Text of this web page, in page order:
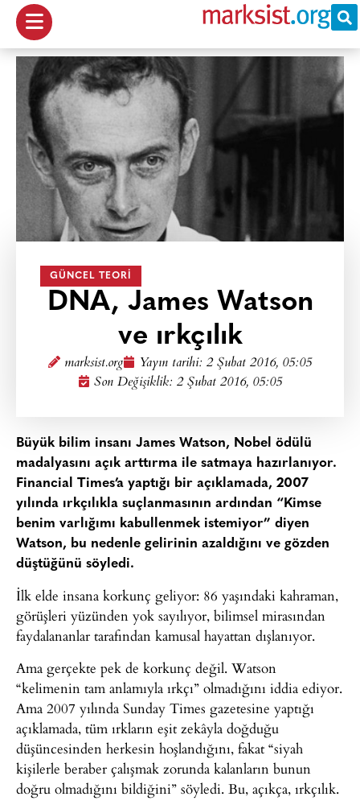
GÜNCEL TEORI
DNA, James Watson
ve ırkçılık
marksist.org Yayın tarihi: 2 Şubat 2016, 05:05
Son Değişiklik: 2 Şubat 2016, 05:05
Büyük bilim insanı James Watson, Nobel ödülü
madalyasını açık arttırma ile satmaya hazırlanıyor.
Financial Times’a yaptığı bir açıklamada, 2007
yılında ırkçılıkla suçlanmasının ardından “Kimse
benim varlığımı kabullenmek istemiyor” diyen
Watson, bu nedenle gelirinin azaldığını ve gözden
düştüğünü söyledi.
İlk elde insana korkunç geliyor: 86 yaşındaki kahraman,
görüşleri yüzünden yok sayılıyor, bilimsel mirasından
faydalananlar tarafından kamusal hayattan dışlanıyor.
Ama gerçekte pek de korkunç değil. Watson
“kelimenin tam anlamıyla ırkçı” olmadığını iddia ediyor.
Ama 2007 yılında Sunday Times gazetesine yaptığı
açıklamada, tüm ırkların eşit zekâyla doğduğu
düşüncesinden herkesin hoşlandığını, fakat “siyah
kişilerle beraber çalışmak zorunda kalanların bunun
doğru olmadığını bildiğini” söyledi. Bu, açıkça, ırkçılık.